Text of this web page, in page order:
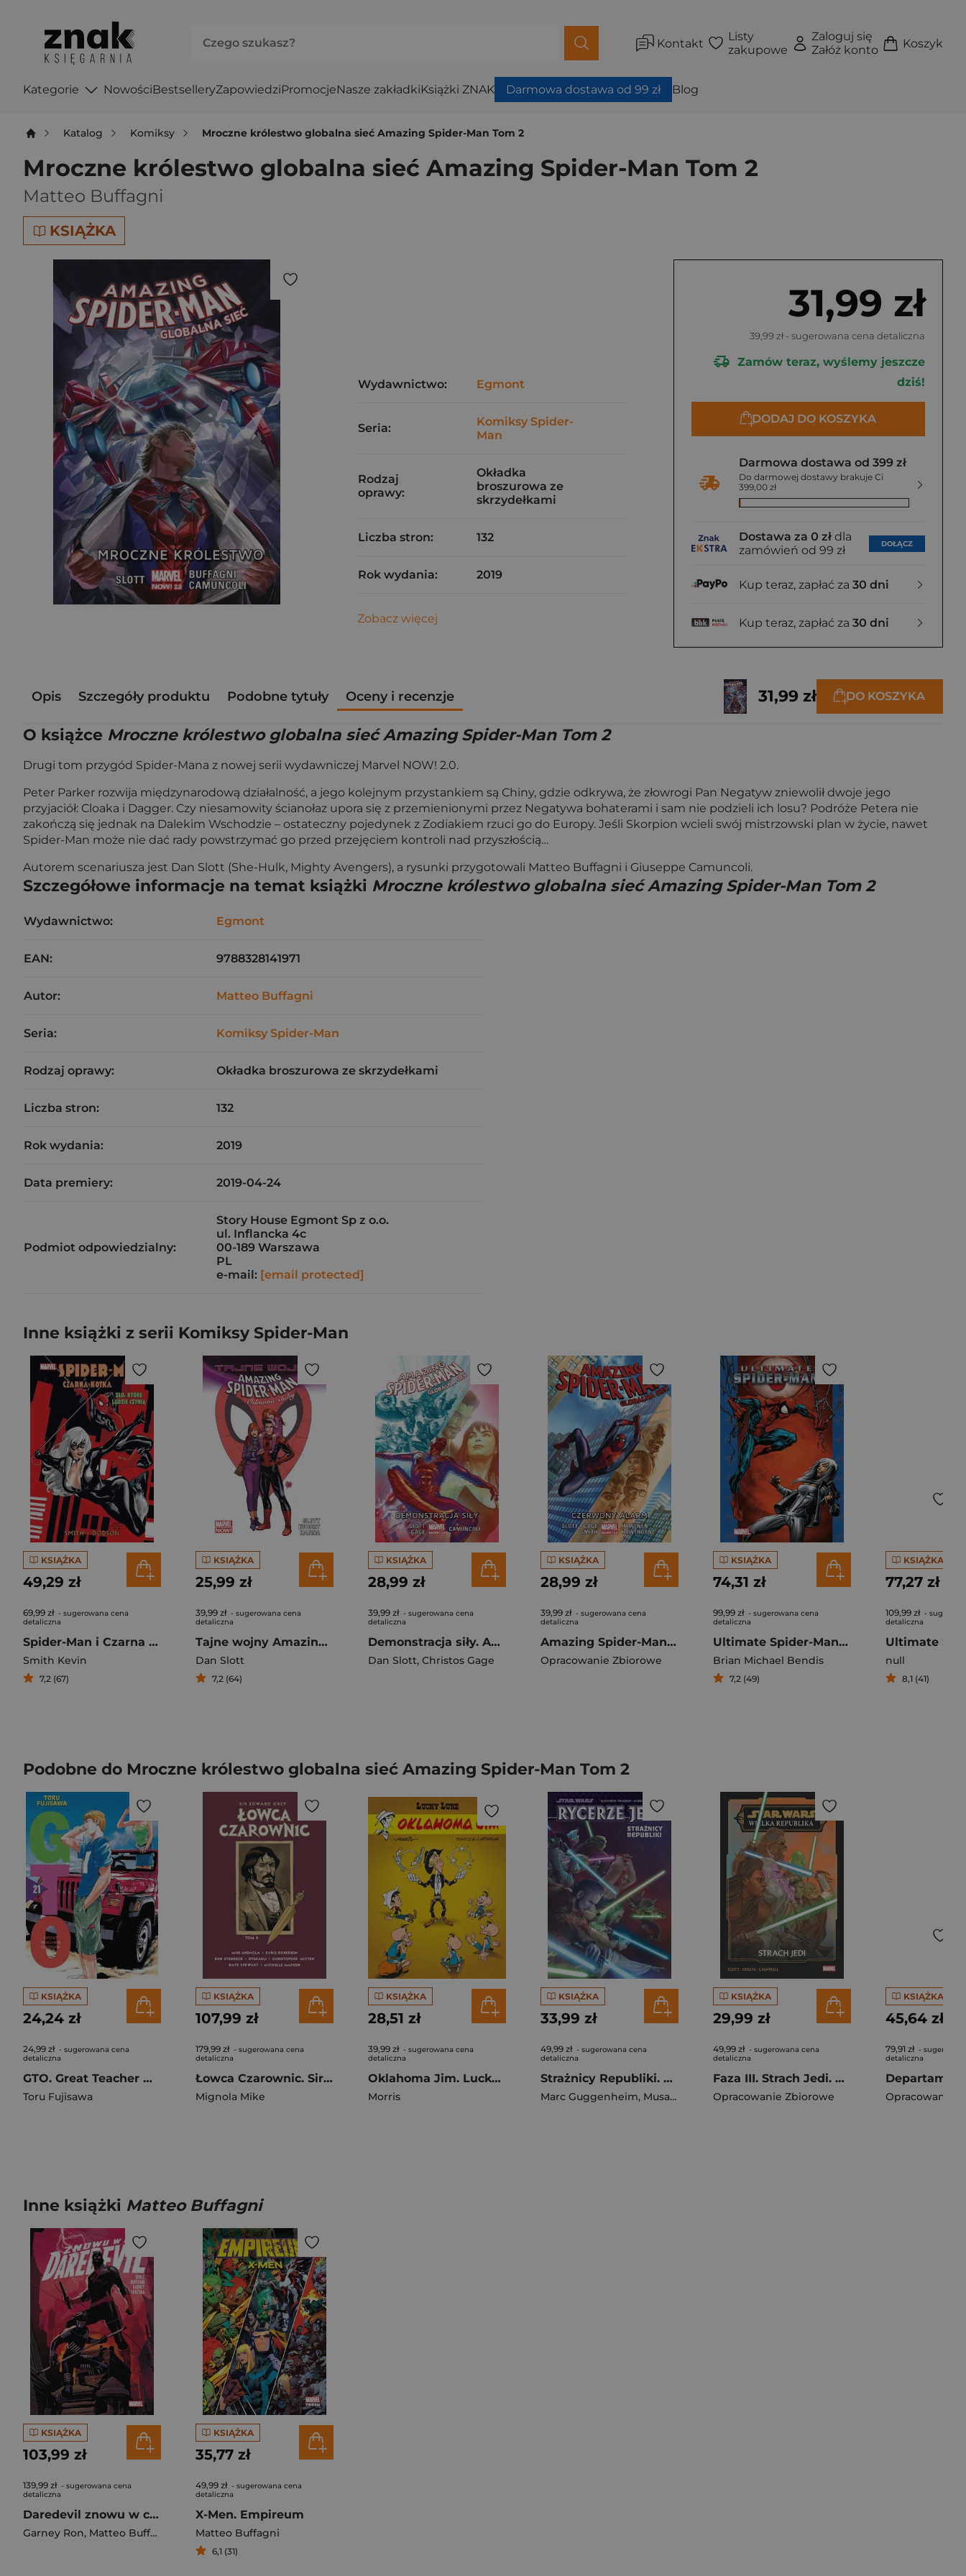
Kontakt
Listy
zakupowe
Zaloguj się
Załóż konto
Koszyk
Kategorie NowościBestselleryZapowiedziPromocjeNasze zakładkiKsiążki ZNAK Darmowa dostawa od 99 zł Blog
Katalog Komiksy Mroczne królestwo globalna sieć Amazing Spider-Man Tom 2
Mroczne królestwo globalna sieć Amazing Spider-Man Tom 2
Matteo Buffagni
KSIĄŻKA
31,99 zł
39,99 zł - sugerowana cena detaliczna
Zamów teraz, wyślemy jeszcze
dziś!
DODAJ DO KOSZYKA
Darmowa dostawa od 399 zł
Do darmowej dostawy brakuje Ci
399,00 zł
Dostawa za 0 zł dla
zamówień od 99 zł
DOŁĄCZ
Kup teraz, zapłać za 30 dni
Kup teraz, zapłać za 30 dni
Wydawnictwo: Egmont
Seria:
Komiksy Spider-
Man
Rodzaj
oprawy:
Okładka
broszurowa ze
skrzydełkami
Liczba stron: 132
Rok wydania: 2019
Zobacz więcej
Opis Szczegóły produktu Podobne tytuły Oceny i recenzje 31,99 zł DO KOSZYKA
O książce Mroczne królestwo globalna sieć Amazing Spider-Man Tom 2
Drugi tom przygód Spider-Mana z nowej serii wydawniczej Marvel NOW! 2.0.
Peter Parker rozwija międzynarodową działalność, a jego kolejnym przystankiem są Chiny, gdzie odkrywa, że złowrogi Pan Negatyw zniewolił dwoje jego
przyjaciół: Cloaka i Dagger. Czy niesamowity ścianołaz upora się z przemienionymi przez Negatywa bohaterami i sam nie podzieli ich losu? Podróże Petera nie
zakończą się jednak na Dalekim Wschodzie – ostateczny pojedynek z Zodiakiem rzuci go do Europy. Jeśli Skorpion wcieli swój mistrzowski plan w życie, nawet
Spider-Man może nie dać rady powstrzymać go przed przejęciem kontroli nad przyszłością…
Autorem scenariusza jest Dan Slott (She-Hulk, Mighty Avengers), a rysunki przygotowali Matteo Buffagni i Giuseppe Camuncoli.
Szczegółowe informacje na temat książki Mroczne królestwo globalna sieć Amazing Spider-Man Tom 2
Wydawnictwo: Egmont
EAN: 9788328141971
Autor: Matteo Buffagni
Seria: Komiksy Spider-Man
Rodzaj oprawy: Okładka broszurowa ze skrzydełkami
Liczba stron: 132
Rok wydania: 2019
Data premiery: 2019-04-24
Podmiot odpowiedzialny:
Story House Egmont Sp z o.o.
ul. Inflancka 4c
00-189 Warszawa
PL
e-mail: [email protected]
Inne książki z serii Komiksy Spider-Man
KSIĄŻKA
49,29 zł
69,99 zł - sugerowana cena
detaliczna
Spider-Man i Czarna Kotka Zło które ludzie czynią
Smith Kevin
7,2 (67)
KSIĄŻKA
25,99 zł
39,99 zł - sugerowana cena
detaliczna
Tajne wojny Amazing Spider-Man Odnowić śluby
Dan Slott
7,2 (64)
KSIĄŻKA
28,99 zł
39,99 zł - sugerowana cena
detaliczna
Demonstracja siły. Amazing Spider-Man. Globalna sieć. Tom 3
Dan Slott, Christos Gage
KSIĄŻKA
28,99 zł
39,99 zł - sugerowana cena
detaliczna
Amazing Spider-Man Globalna sieć Tom 9 Czerwony alarm
Opracowanie Zbiorowe
KSIĄŻKA
74,31 zł
99,99 zł - sugerowana cena
detaliczna
Ultimate Spider-Man Tom 8
Brian Michael Bendis
7,2 (49)
KSIĄŻKA
77,27 zł
109,99 zł -
detaliczna
null
8,1 (41)
Podobne do Mroczne królestwo globalna sieć Amazing Spider-Man Tom 2
KSIĄŻKA
24,24 zł
24,99 zł - sugerowana cena
detaliczna
GTO. Great Teacher Onizuka. Nowa edycja. Tom 21
Toru Fujisawa
KSIĄŻKA
107,99 zł
179,99 zł - sugerowana cena
detaliczna
Łowca Czarownic. Sir Edward Grey. Tom 2
Mignola Mike
KSIĄŻKA
28,51 zł
39,99 zł - sugerowana cena
detaliczna
Oklahoma Jim. Lucky Luke
Morris
KSIĄŻKA
33,99 zł
49,99 zł - sugerowana cena
detaliczna
Strażnicy Republiki. Star Wars. Rycerze Jedi. Tom 1
Marc Guggenheim, Musabekov Madibek ,Mateo Guerrero
KSIĄŻKA
29,99 zł
49,99 zł - sugerowana cena
detaliczna
Faza III. Strach Jedi. Star Wars Wielka Republika
Opracowanie Zbiorowe
KSIĄŻKA
45,64 zł
79,91 zł -
detaliczna
Opracowanie
Inne książki Matteo Buffagni
KSIĄŻKA
103,99 zł
139,99 zł - sugerowana cena
detaliczna
Daredevil znowu w czerni. Tom 1
Garney Ron, Matteo Buffagni
KSIĄŻKA
35,77 zł
49,99 zł - sugerowana cena
detaliczna
X-Men. Empireum
Matteo Buffagni
6,1 (31)